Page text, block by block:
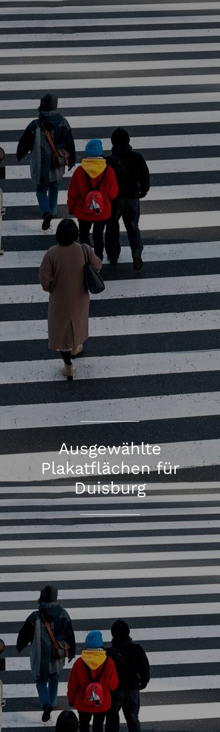
Ausgewählte
Plakatflächen für
Duisburg